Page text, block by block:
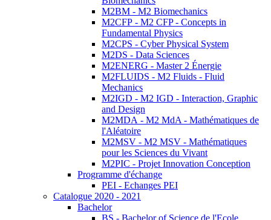
M2BM - M2 Biomechanics
M2CFP - M2 CFP - Concepts in
Fundamental Physics
M2CPS - Cyber Physical System
M2DS - Data Sciences
M2ENERG - Master 2 Énergie
M2FLUIDS - M2 Fluids - Fluid
Mechanics
M2IGD - M2 IGD - Interaction, Graphic
and Design
M2MDA - M2 MdA - Mathématiques de
l'Aléatoire
M2MSV - M2 MSV - Mathématiques
pour les Sciences du Vivant
M2PIC - Projet Innovation Conception
Programme d'échange
PEI - Echanges PEI
Catalogue 2020 - 2021
Bachelor
BS - Bachelor of Science de l'Ecole